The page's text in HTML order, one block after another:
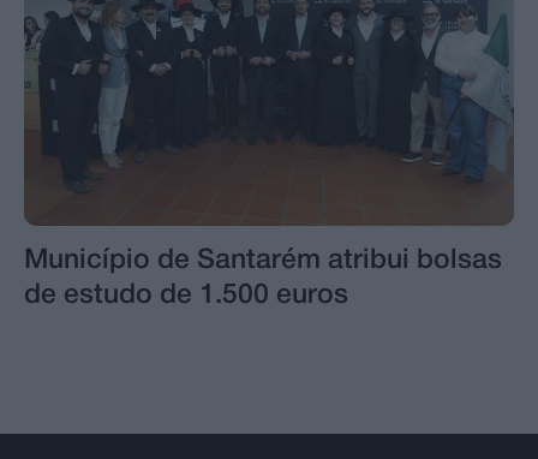
Município de Santarém atribui bolsas
de estudo de 1.500 euros